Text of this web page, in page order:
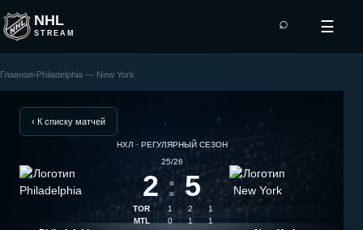
NHL
STREAM
⌕ ☰
New
York
Philadelphia:
результат
Главная›Philadelphia — New York
‹ К списку матчей
НХЛ · РЕГУЛЯРНЫЙ СЕЗОН
25/26
2 : 5
TOR 1 2
1
MTL
0 1 1